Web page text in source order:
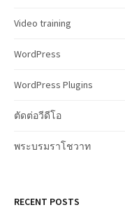
Video training
WordPress
WordPress Plugins
ตัดต่อวีดีโอ
พระบรมราโชวาท
RECENT POSTS